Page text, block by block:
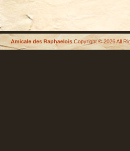
Amicale des Raphaelois Copyright © 2026 All